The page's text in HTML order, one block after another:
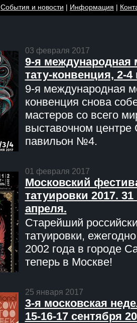
События и новости | Информация |
03 февраля 2017
9-я международная
тату-конвенция, 2-
9-я международная
конвенция снова
мастеров со всего
выставочном центре
павильон №4.
01 февраля 2017
Московский
татуировки 2017. 31
апреля.
Старейший
татуировки,
2002 года в городе
теперь в Москве!
25 января 2017
3-я московская
15-16-17 сентября